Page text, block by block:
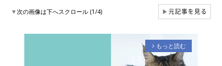
▼次の画像は下へスクロール (1/4) ▶元記事を見る
arrow_forward_ios もっと読む